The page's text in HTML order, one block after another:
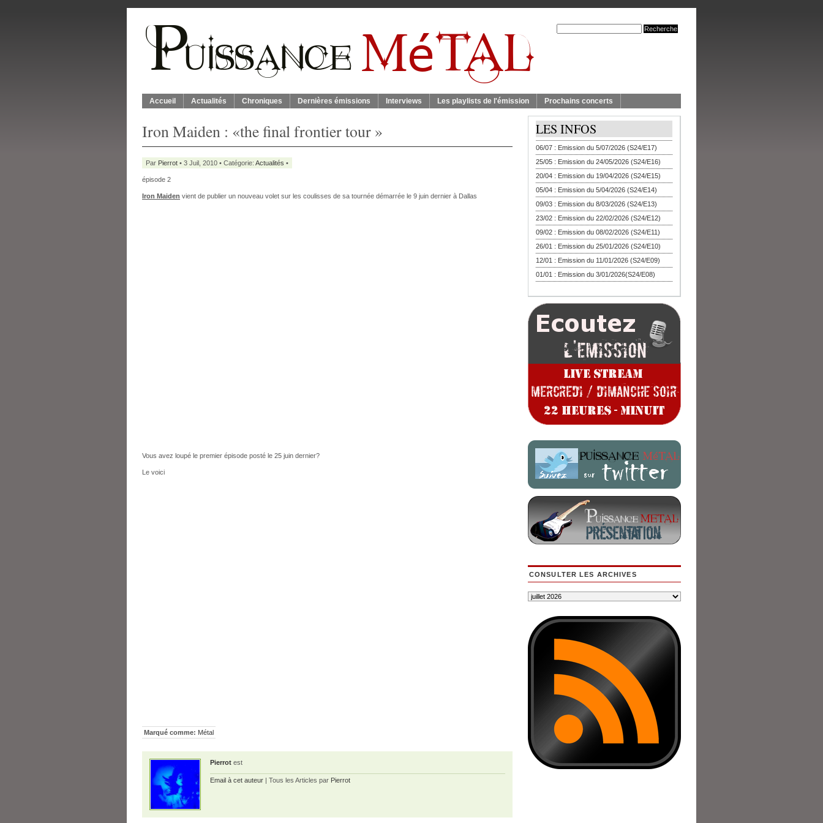
Accueil Actualités Chroniques Dernières émissions Interviews Les playlists de l'émission Prochains concerts
Iron Maiden : «the final frontier tour »
Par Pierrot • 3 Juil, 2010 • Catégorie: Actualités •
épisode 2
Iron Maiden vient de publier un nouveau volet sur les coulisses de sa tournée démarrée le 9 juin dernier à Dallas
Vous avez loupé le premier épisode posté le 25 juin dernier?
Le voici
Marqué comme: Métal
Pierrot est
Email à cet auteur | Tous les Articles par Pierrot
LES INFOS
06/07 : Emission du 5/07/2026 (S24/E17)
25/05 : Emission du 24/05/2026 (S24/E16)
20/04 : Emission du 19/04/2026 (S24/E15)
05/04 : Emission du 5/04/2026 (S24/E14)
09/03 : Emission du 8/03/2026 (S24/E13)
23/02 : Emission du 22/02/2026 (S24/E12)
09/02 : Emission du 08/02/2026 (S24/E11)
26/01 : Emission du 25/01/2026 (S24/E10)
12/01 : Emission du 11/01/2026 (S24/E09)
01/01 : Emission du 3/01/2026(S24/E08)
CONSULTER LES ARCHIVES